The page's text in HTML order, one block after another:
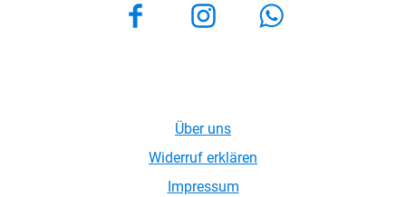
FacebookInstagram
Über uns
Widerruf erklären
Impressum